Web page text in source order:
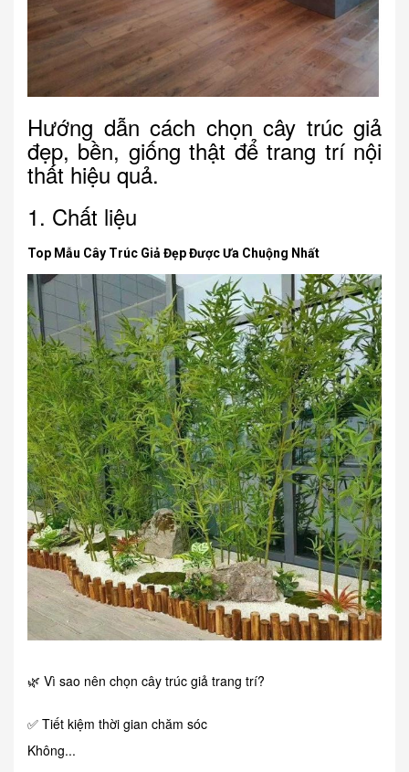
Hướng dẫn cách chọn cây trúc giả
đẹp, bền, giống thật để trang trí nội
thất hiệu quả.
1. Chất liệu
Top Mẫu Cây Trúc Giả Đẹp Được Ưa Chuộng Nhất
🌿 Vì sao nên chọn cây trúc giả trang trí?
✅ Tiết kiệm thời gian chăm sóc
Không...